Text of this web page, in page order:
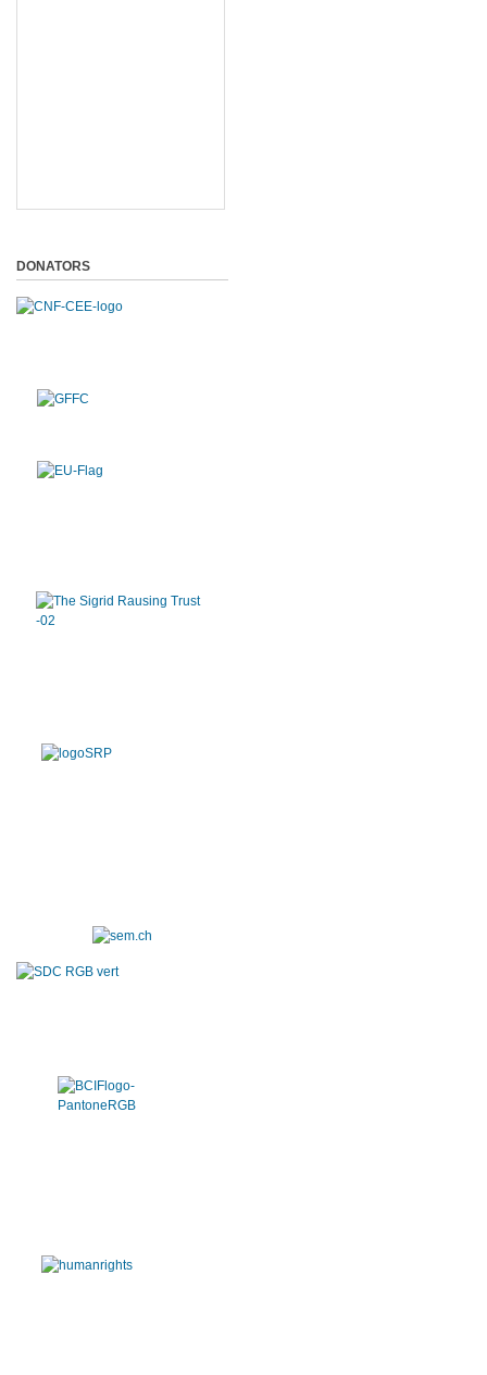
DONATORS